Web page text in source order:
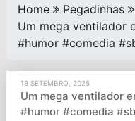
Home
Pegadinhas
Um mega ventilador
#humor #comedia
18 SETEMBRO, 2025
Um mega ventilador
#humor #comedia